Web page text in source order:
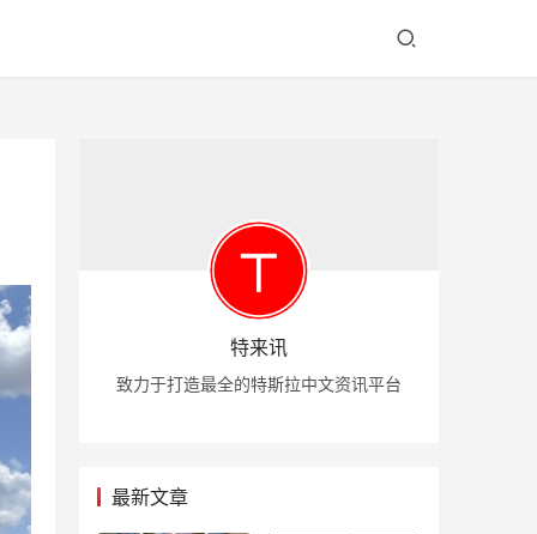
特来讯
致力于打造最全的特斯拉中文资讯平台
最新文章